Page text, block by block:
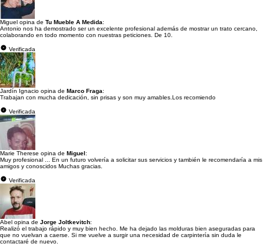
Miguel opina de Tu Mueble A Medida:
Antonio nos ha demostrado ser un excelente profesional además de mostrar un trato cercano,
colaborando en todo momento con nuestras peticiones. De 10.
Verificada
Jardín Ignacio opina de Marco Fraga:
Trabajan con mucha dedicación, sin prisas y son muy amables.Los recomiendo
Verificada
Marie Therese opina de Miguel:
Muy profesional ... En un futuro volvería a solicitar sus servicios y también le recomendaría a mis
amigos y conoscidos Muchas gracias.
Verificada
Abel opina de Jorge Joltkevitch:
Realizó el trabajo rápido y muy bien hecho. Me ha dejado las molduras bien aseguradas para
que no vuelvan a caerse. Si me vuelve a surgir una necesidad de carpintería sin duda le
contactaré de nuevo.